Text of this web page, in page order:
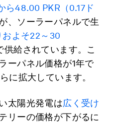
ら48.00 PKR（0.17ド
、ソーラーパネルで生
およそ22～30
供給されています。こ
ーパネル価格が1年で
に拡大しています。
太陽光発電は広く受け
リーの価格が下がるに